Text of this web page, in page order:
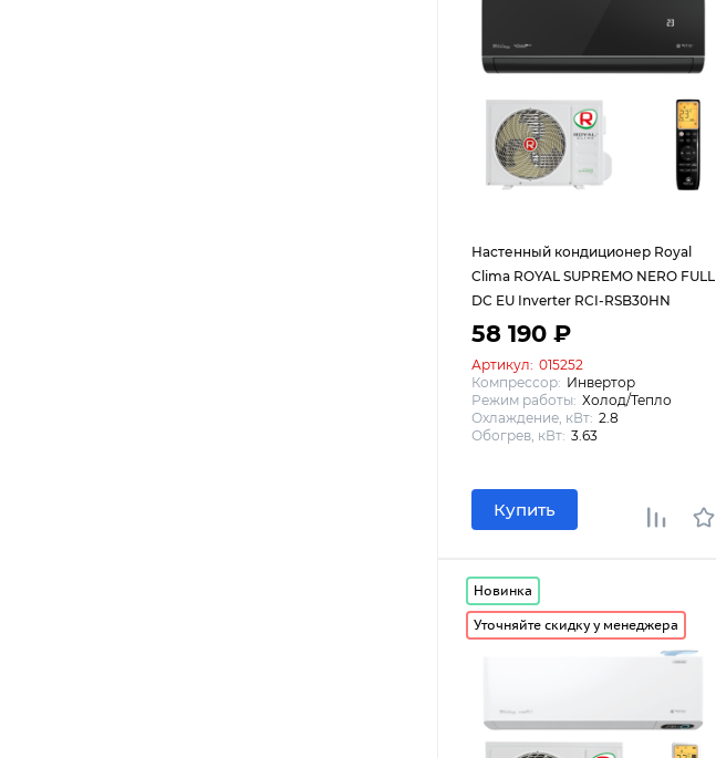
Настенный кондиционер Royal
Clima ROYAL SUPREMO NERO FULL
DC EU Inverter RCI-RSB30HN
58 190 ₽
Артикул: 015252
Компрессор: Инвертор
Режим работы: Холод/Тепло
Охлаждение, кВт: 2.8
Обогрев, кВт: 3.63
Купить
Новинка
Уточняйте скидку у менеджера